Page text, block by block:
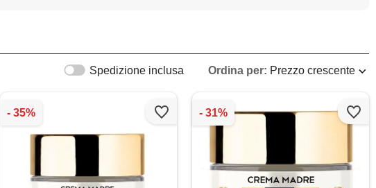
Ordina per: Prezzo crescente
Spedizione inclusa